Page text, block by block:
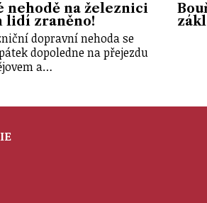
nehodě na železnici
lidí zraněno!
dopravní nehoda se
dopoledne na přejezdu
a…